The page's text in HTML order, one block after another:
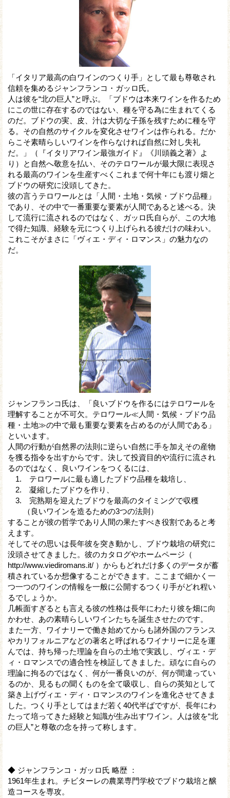
「イタリア最高の白ワインのつくり手」として最も尊敬され
信頼を集めるジャンフランコ・ガッロ氏。
人は彼を“北の巨人”と呼ぶ。「ブドウは本来ワインを作るため
にこの世に存在するのではない、種を守る為に生まれてくる
のだ。ブドウの実、皮、汁は大切な子孫を残すために種を守
る。その自然のサイクルを変化させワインは作られる。だか
らこそ素晴らしいワインを作らなければ自然に対し失礼
だ。」（『イタリアワイン最強ガイド』《川頭義之著》よ
り）と自然へ敬意を払い、そのテロワールが最大限に表現さ
れる最高のワインを生産すべくこれまで何十年にも渡り畑と
ブドウの研究に没頭してきた。
彼の言うテロワールとは「人間・土地・気候・ブドウ品種」
であり、その中で一番重要な要素が人間であると述べる。決
して流行に流されるのではなく、ガッロ氏自らが、この大地
で得た知識、経験を元につくり上げられる彼だけの味わい。
これこそがまさに「ヴィエ・ディ・ロマンス」の魅力なの
だ。
ジャンフランコ氏は、「良いブドウを作るにはテロワールを
理解することが不可欠。テロワール≪人間・気候・ブドウ品
種・土地≫の中で最も重要な要素を占めるのが人間である」
といいます。
人間の行動が自然界の法則に逆らい自然に手を加えその産物
を獲る指令を出すからです。決して投資目的や流行に流され
るのではなく、良いワインをつくるには、
1. テロワールに最も適したブドウ品種を栽培し、
2. 凝縮したブドウを作り、
3. 完熟期を迎えたブドウを最高のタイミングで収穫
（良いワインを造るための3つの法則）
することが彼の哲学であり人間の果たすべき役割であると考
えます。
そしてその思いは長年彼を突き動かし、ブドウ栽培の研究に
没頭させてきました。彼のカタログやホームページ（
http://www.viediromans.it/ ）からもどれだけ多くのデータが蓄
積されているか想像することができます。ここまで細かく一
つ一つのワインの情報を一般に公開するつくり手がどれ程い
るでしょうか。
几帳面すぎるとも言える彼の性格は長年にわたり彼を畑に向
かわせ、あの素晴らしいワインたちを誕生させたのです。
また一方、ワイナリーで働き始めてからも諸外国のフランス
やカリフォルニアなどの著名と呼ばれるワイナリーに足を運
んでは、持ち帰った理論を自らの土地で実践し、ヴィエ・デ
ィ・ロマンスでの適合性を検証してきました。頑なに自らの
理論に拘るのではなく、何が一番良いのが、何が間違ってい
るのか、見るもの聞くものを全て吸収し、自らの英知として
築き上げヴィエ・ディ・ロマンスのワインを進化させてきま
した。つくり手としてはまだ若く40代半ばですが、長年にわ
たって培ってきた経験と知識が生み出すワイン。人は彼を“北
の巨人”と尊敬の念を持って称します。
◆ ジャンフランコ・ガッロ氏 略歴 ：
1961年生まれ。チビターレの農業専門学校でブドウ栽培と醸
造コースを専攻。